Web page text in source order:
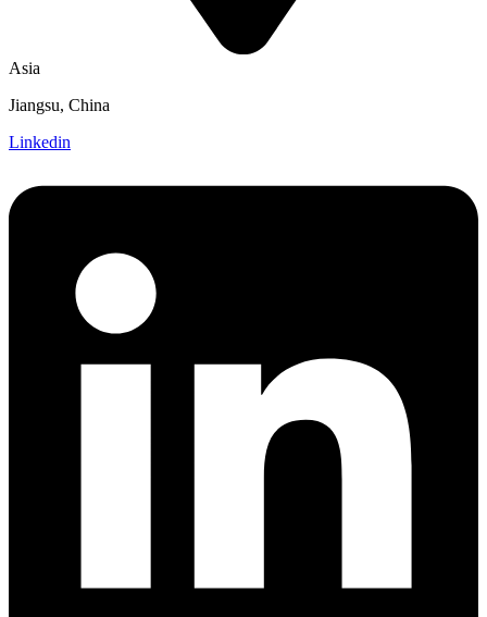
Asia
Jiangsu, China
Linkedin